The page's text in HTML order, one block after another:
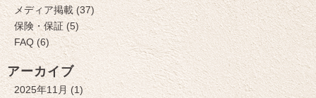
メディア掲載 (37)
保険・保証 (5)
FAQ (6)
アーカイブ
2025年11月 (1)